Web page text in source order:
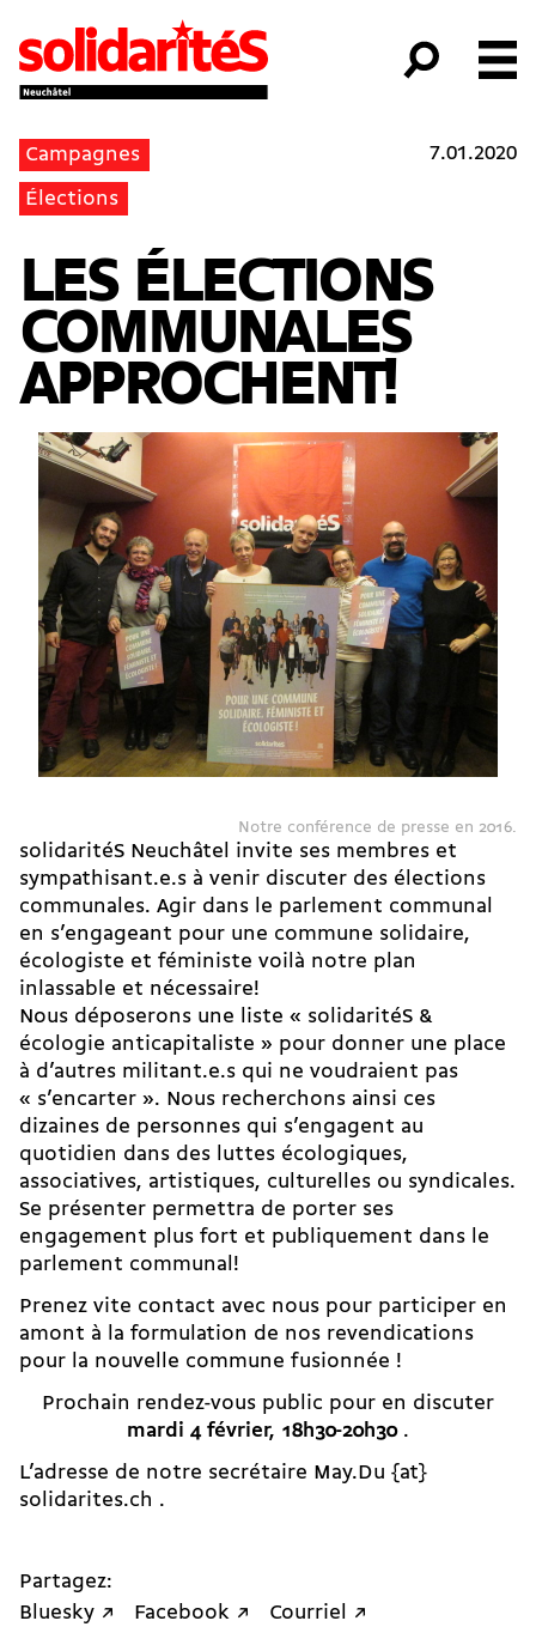
Campagnes
Élections
7.01.2020
LES ÉLECTIONS
COMMUNALES
APPROCHENT!
Notre conférence de presse en 2016.
solidaritéS Neuchâtel invite ses membres et
sympathisant.e.s à venir discuter des élections
communales. Agir dans le parlement communal
en s’engageant pour une commune solidaire,
écologiste et féministe voilà notre plan
inlassable et nécessaire!
Nous déposerons une liste « solidaritéS &
écologie anticapitaliste » pour donner une place
à d’autres militant.e.s qui ne voudraient pas
« s’encarter ». Nous recherchons ainsi ces
dizaines de personnes qui s’engagent au
quotidien dans des luttes écologiques,
associatives, artistiques, culturelles ou syndicales.
Se présenter permettra de porter ses
engagement plus fort et publiquement dans le
parlement communal!
Prenez vite contact avec nous pour participer en
amont à la formulation de nos revendications
pour la nouvelle commune fusionnée !
Prochain rendez-vous public pour en discuter
mardi 4 février, 18h30-20h30.
L’adresse de notre secrétaire May.Du {at}
solidarites.ch .
Partagez:
Bluesky ↗
Facebook ↗ Courriel ↗